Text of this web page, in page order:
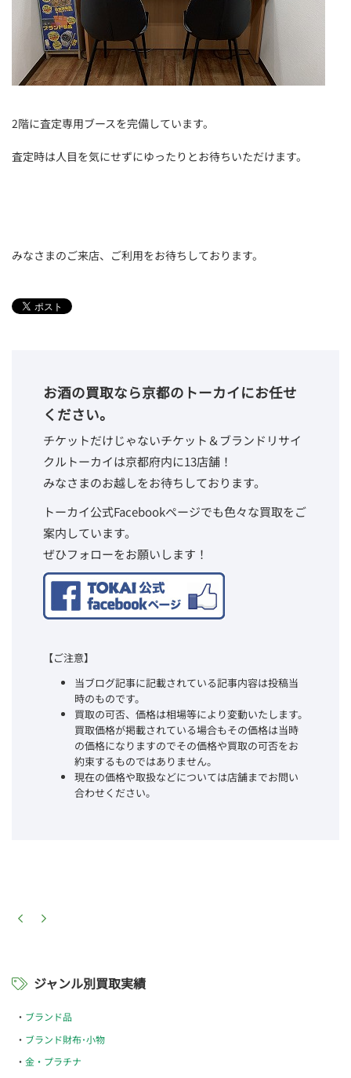
2階に査定専用ブースを完備しています。
査定時は人目を気にせずにゆったりとお待ちいただけます。
みなさまのご来店、ご利用をお待ちしております。
お酒の買取なら京都のトーカイにお任せ
ください。
チケットだけじゃないチケット＆ブランドリサイ
クルトーカイは京都府内に13店舗！
みなさまのお越しをお待ちしております。
トーカイ公式Facebookページでも色々な買取をご
案内しています。
ぜひフォローをお願いします！
【ご注意】
当ブログ記事に記載されている記事内容は投稿当
時のものです。
買取の可否、価格は相場等により変動いたします。
買取価格が掲載されている場合もその価格は当時
の価格になりますのでその価格や買取の可否をお
約束するものではありません。
現在の価格や取扱などについては店舗までお問い
合わせください。
ジャンル別買取実績
ブランド品
ブランド財布･小物
金・プラチナ